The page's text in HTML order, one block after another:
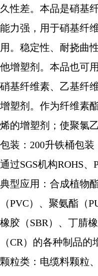
久性差。本品是硝基
能力强，用于硝基纤
用。稳定性、耐挠曲
他增塑剂。本品也可
硝基纤维素、乙基纤
增塑剂。作为纤维素
烯的增塑剂；使聚氯
包装：200升铁桶包装
通过SGS机构ROHS、
典型应用：合成植物
（PVC）、聚氨酯（
橡胶（SBR）、丁腈
（CR）的各种制品的
颗粒类：电缆料颗粒